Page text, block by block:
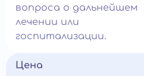
вопроса о дальнейшем
лечении или
госпитализации.
Цена